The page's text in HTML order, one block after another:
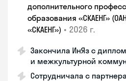
дополнительного
образования «СКАЕНГ»
«СКАЕНГ») • 2026 г.
Закончила ИнЯз с
и межкультурной
Сотрудничала с